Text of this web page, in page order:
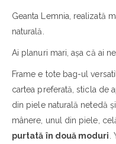
Geanta Lemnia, realizată
naturală.
Ai planuri mari, așa că ai
Frame e tote bag-ul
cartea preferată, sticla de
din piele naturală netedă
mânere, unul din piele,
purtată în două moduri